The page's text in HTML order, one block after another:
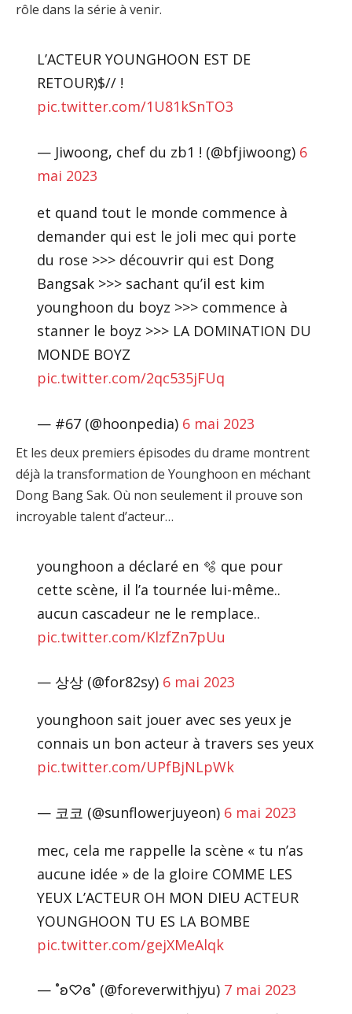
rôle dans la série à venir.
L’ACTEUR YOUNGHOON EST DE
RETOUR)$// !
pic.twitter.com/1U81kSnTO3
— Jiwoong, chef du zb1 ! (@bfjiwoong) 6
mai 2023
et quand tout le monde commence à
demander qui est le joli mec qui porte
du rose >>> découvrir qui est Dong
Bangsak >>> sachant qu’il est kim
younghoon du boyz >>> commence à
stanner le boyz >>> LA DOMINATION DU
MONDE BOYZ
pic.twitter.com/2qc535jFUq
— #67 (@hoonpedia) 6 mai 2023
Et les deux premiers épisodes du drame montrent
déjà la transformation de Younghoon en méchant
Dong Bang Sak. Où non seulement il prouve son
incroyable talent d’acteur…
younghoon a déclaré en 🫧 que pour
cette scène, il l’a tournée lui-même..
aucun cascadeur ne le remplace..
pic.twitter.com/KlzfZn7pUu
— 상상 (@for82sy) 6 mai 2023
younghoon sait jouer avec ses yeux je
connais un bon acteur à travers ses yeux
pic.twitter.com/UPfBjNLpWk
— 코코 (@sunflowerjuyeon) 6 mai 2023
mec, cela me rappelle la scène « tu n’as
aucune idée » de la gloire COMME LES
YEUX L’ACTEUR OH MON DIEU ACTEUR
YOUNGHOON TU ES LA BOMBE
pic.twitter.com/gejXMeAlqk
— ˚ʚ♡ɞ˚ (@foreverwithjyu) 7 mai 2023